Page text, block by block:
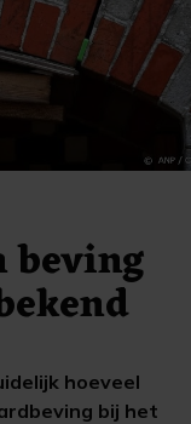
beving
hoeveel
bij het